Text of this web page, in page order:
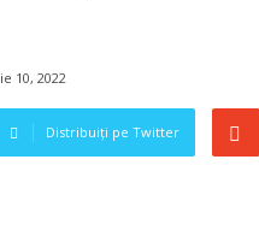
10, 2022
Distribuiți pe Twitter